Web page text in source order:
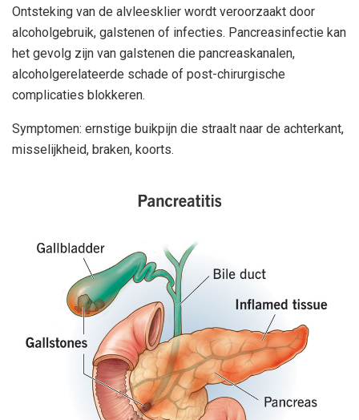
Ontsteking van de alvleesklier wordt veroorzaakt door
alcoholgebruik, galstenen of infecties. Pancreasinfectie kan
het gevolg zijn van galstenen die pancreaskanalen,
alcoholgerelateerde schade of post-chirurgische
complicaties blokkeren.
Symptomen: ernstige buikpijn die straalt naar de achterkant,
misselijkheid, braken, koorts.